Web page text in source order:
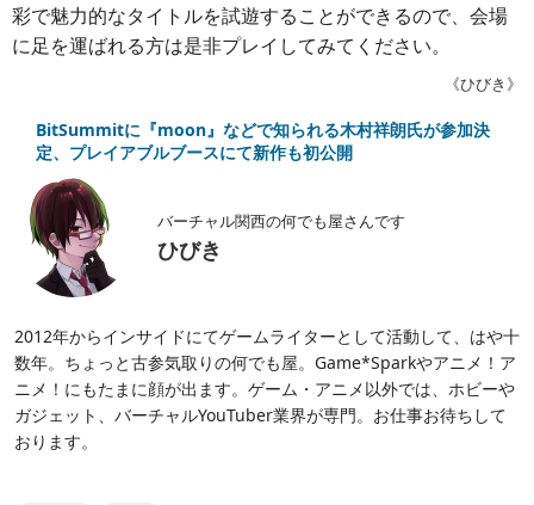
彩で魅力的なタイトルを試遊することができるので、会場
に足を運ばれる方は是非プレイしてみてください。
《ひびき》
BitSummitに『moon』などで知られる木村祥朗氏が参加決
定、プレイアブルブースにて新作も初公開
バーチャル関西の何でも屋さんです
ひびき
2012年からインサイドにてゲームライターとして活動して、はや十
数年。ちょっと古参気取りの何でも屋。Game*Sparkやアニメ！ア
ニメ！にもたまに顔が出ます。ゲーム・アニメ以外では、ホビーや
ガジェット、バーチャルYouTuber業界が専門。お仕事お待ちして
おります。